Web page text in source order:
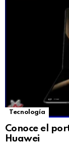
Tecnología
Conoce el
Huawei